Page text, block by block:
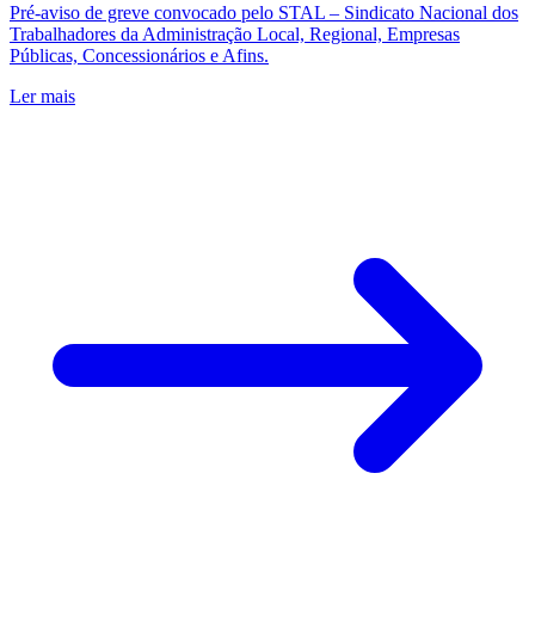
Pré-aviso de greve convocado pelo STAL – Sindicato Nacional dos
Trabalhadores da Administração Local, Regional, Empresas
Públicas, Concessionários e Afins.
Ler mais